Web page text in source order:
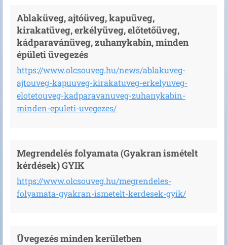
Ablaküveg, ajtóüveg, kapuüveg,
kirakatüveg, erkélyüveg, előtetőüveg,
kádparavánüveg, zuhanykabin, minden
épületi üvegezés
https://www.olcsouveg.hu/news/ablakuveg-
ajtouveg-kapuuveg-kirakatuveg-erkelyuveg-
elotetouveg-kadparavanuveg-zuhanykabin-
minden-epuleti-uvegezes/
Megrendelés folyamata (Gyakran ismételt
kérdések) GYIK
https://www.olcsouveg.hu/megrendeles-
folyamata-gyakran-ismetelt-kerdesek-gyik/
Üvegezés minden kerületben